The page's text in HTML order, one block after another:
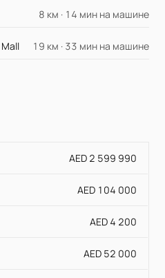
8 км · 14 мин на машине
19 км · 33 мин на машине
AED 2 599 990
AED 104 000
AED 4 200
AED 52 000